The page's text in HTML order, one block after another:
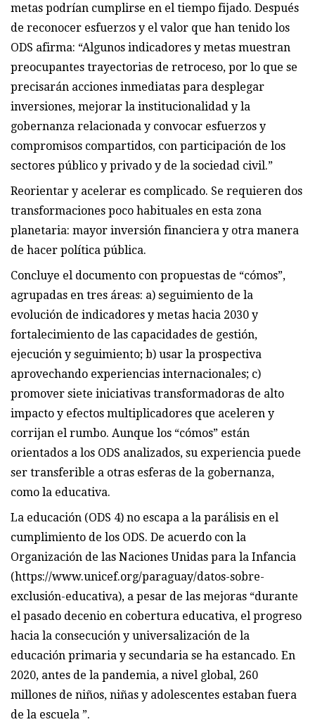
metas podrían cumplirse en el tiempo fijado. Después
de reconocer esfuerzos y el valor que han tenido los
ODS afirma: “Algunos indicadores y metas muestran
preocupantes trayectorias de retroceso, por lo que se
precisarán acciones inmediatas para desplegar
inversiones, mejorar la institucionalidad y la
gobernanza relacionada y convocar esfuerzos y
compromisos compartidos, con participación de los
sectores público y privado y de la sociedad civil.”
Reorientar y acelerar es complicado. Se requieren dos
transformaciones poco habituales en esta zona
planetaria: mayor inversión financiera y otra manera
de hacer política pública.
Concluye el documento con propuestas de “cómos”,
agrupadas en tres áreas: a) seguimiento de la
evolución de indicadores y metas hacia 2030 y
fortalecimiento de las capacidades de gestión,
ejecución y seguimiento; b) usar la prospectiva
aprovechando experiencias internacionales; c)
promover siete iniciativas transformadoras de alto
impacto y efectos multiplicadores que aceleren y
corrijan el rumbo. Aunque los “cómos” están
orientados a los ODS analizados, su experiencia puede
ser transferible a otras esferas de la gobernanza,
como la educativa.
La educación (ODS 4) no escapa a la parálisis en el
cumplimiento de los ODS. De acuerdo con la
Organización de las Naciones Unidas para la Infancia
(https://www.unicef.org/paraguay/datos-sobre-
exclusión-educativa), a pesar de las mejoras “durante
el pasado decenio en cobertura educativa, el progreso
hacia la consecución y universalización de la
educación primaria y secundaria se ha estancado. En
2020, antes de la pandemia, a nivel global, 260
millones de niños, niñas y adolescentes estaban fuera
de la escuela ”.